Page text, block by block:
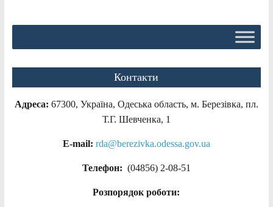
Контакти
Адреса: 67300, Україна, Одеська область, м. Березівка, пл.
Т.Г. Шевченка, 1
E-mail: rda@berezivka.odessa.gov.ua
Телефон: (04856) 2-08-51
Розпорядок роботи: